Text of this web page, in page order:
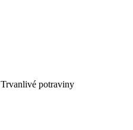
Trvanlivé potraviny